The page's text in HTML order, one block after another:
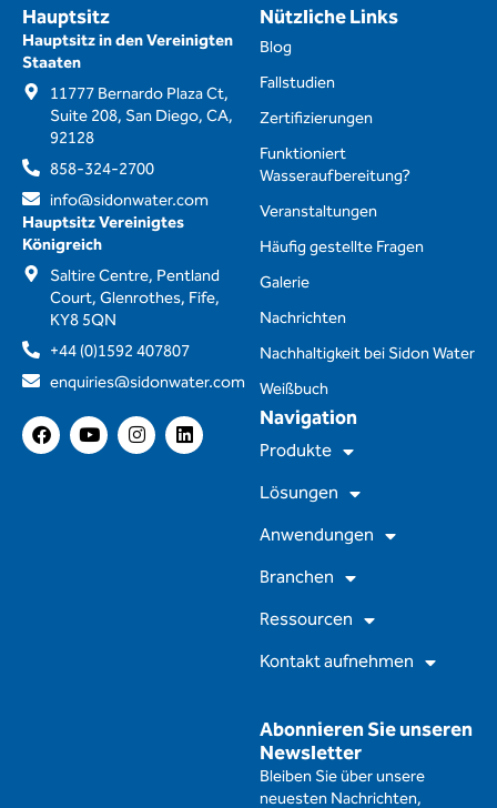
Hauptsitz
Hauptsitz in den Vereinigten
Staaten
11777 Bernardo Plaza Ct,
Suite 208, San Diego, CA,
92128
858-324-2700
info@sidonwater.com
Hauptsitz Vereinigtes
Königreich
Saltire Centre, Pentland
Court, Glenrothes, Fife,
KY8 5QN
+44 (0)1592 407807
enquiries@sidonwater.com
F
a
c
Y
o
u
I
n
s
L
i
n
Abonnieren Sie unseren
Newsletter
Bleiben Sie über unsere
neuesten Nachrichten,
Navigation
Produkte
Lösungen
Anwendungen
Branchen
Ressourcen
Kontakt aufnehmen
Nützliche Links
Blog
Fallstudien
Zertifizierungen
Funktioniert
Wasseraufbereitung?
Veranstaltungen
Häufig gestellte Fragen
Galerie
Nachrichten
Nachhaltigkeit bei Sidon Water
Weißbuch